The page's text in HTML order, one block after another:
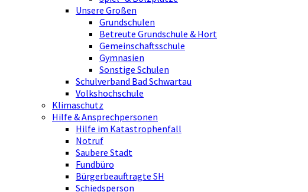
Unsere Großen
Grundschulen
Betreute Grundschule & Hort
Gemeinschaftsschule
Gymnasien
Sonstige Schulen
Schulverband Bad Schwartau
Volkshochschule
Klimaschutz
Hilfe & Ansprechpersonen
Hilfe im Katastrophenfall
Notruf
Saubere Stadt
Fundbüro
Bürgerbeauftragte SH
Schiedsperson